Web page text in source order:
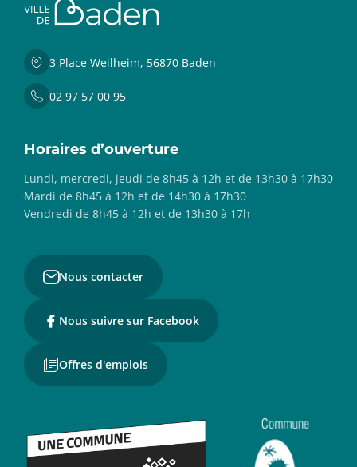
3 Place Weilheim, 56870 Baden
02 97 57 00 95
Horaires d’ouverture
Lundi, mercredi, jeudi de 8h45 à 12h et de 13h30 à 17h30
Mardi de 8h45 à 12h et de 14h30 à 17h30
Vendredi de 8h45 à 12h et de 13h30 à 17h
Nous contacter
Nous suivre sur Facebook
Offres d'emplois